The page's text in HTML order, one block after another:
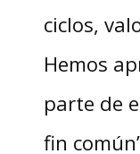
ciclos,
Hemos
parte de
fin